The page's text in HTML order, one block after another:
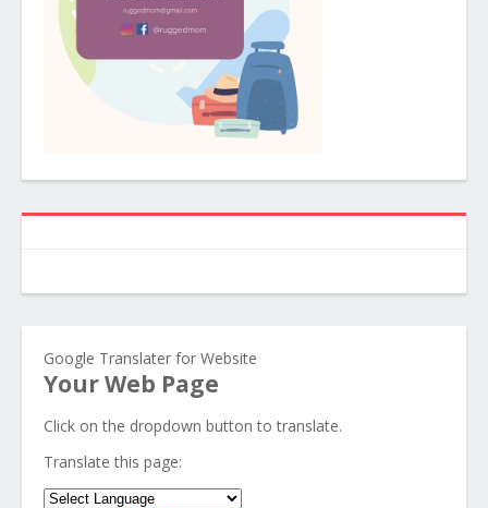
Google Translater for Website
Your Web Page
Click on the dropdown button to translate.
Translate this page: